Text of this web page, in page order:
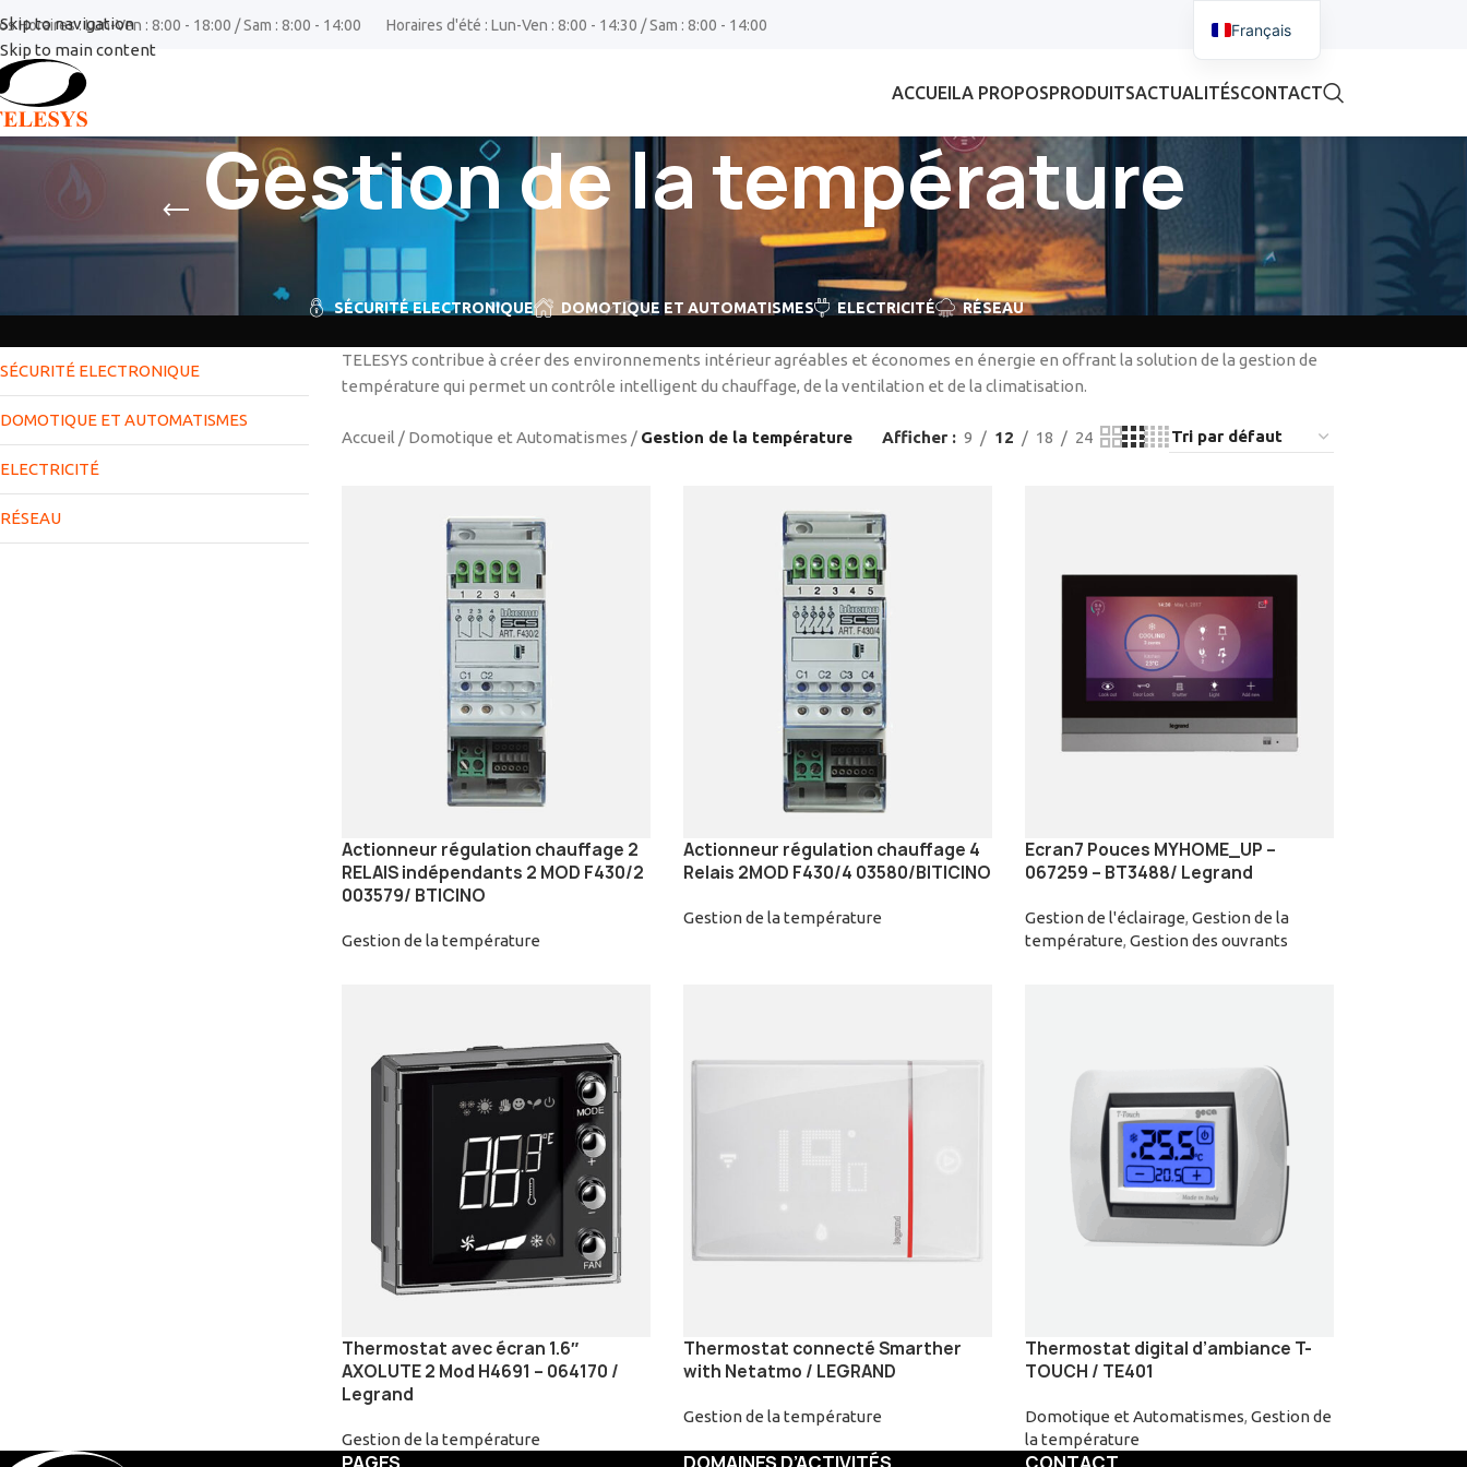
Skip to navigation
Skip to main content
Horaires : Lun-Ven : 8:00 - 18:00 / Sam : 8:00 - 14:00 Horaires d'été : Lun-Ven : 8:00 - 14:30 / Sam : 8:00 - 14:00
ACCUEILA PROPOSPRODUITSACTUALITÉSCONTACT
Gestion de la température
SÉCURITÉ ELECTRONIQUE DOMOTIQUE ET AUTOMATISMES ELECTRICITÉ RÉSEAU
SÉCURITÉ ELECTRONIQUE
DOMOTIQUE ET AUTOMATISMES
ELECTRICITÉ
RÉSEAU
TELESYS contribue à créer des environnements intérieur agréables et économes en énergie en offrant la solution de la gestion de
température qui permet un contrôle intelligent du chauffage, de la ventilation et de la climatisation.
Accueil / Domotique et Automatismes / Gestion de la température Afficher 9 12 18 24
Actionneur régulation chauffage 2
RELAIS indépendants 2 MOD F430/2
003579/ BTICINO
Gestion de la température
Actionneur régulation chauffage 4
Relais 2MOD F430/4 03580/BITICINO
Gestion de la température
Ecran7 Pouces MYHOME_UP –
067259 – BT3488/ Legrand
Gestion de l'éclairage, Gestion de la
température, Gestion des ouvrants
Thermostat avec écran 1.6″
AXOLUTE 2 Mod H4691 – 064170 /
Legrand
Gestion de la température
Thermostat connecté Smarther
with Netatmo / LEGRAND
Gestion de la température
Thermostat digital d’ambiance T-
TOUCH / TE401
Domotique et Automatismes, Gestion de
la température
Français